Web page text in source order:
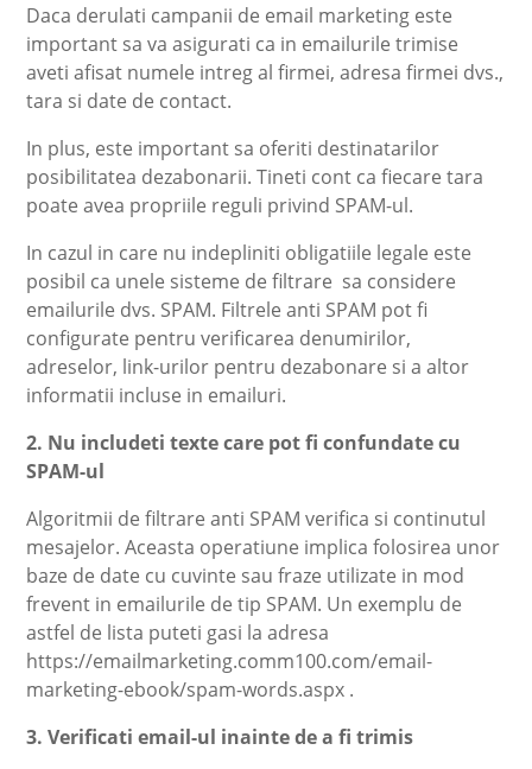
Daca derulati campanii de email marketing este
important sa va asigurati ca in emailurile trimise
aveti afisat numele intreg al firmei, adresa firmei dvs.,
tara si date de contact.
In plus, este important sa oferiti destinatarilor
posibilitatea dezabonarii. Tineti cont ca fiecare tara
poate avea propriile reguli privind SPAM-ul.
In cazul in care nu indepliniti obligatiile legale este
posibil ca unele sisteme de filtrare sa considere
emailurile dvs. SPAM. Filtrele anti SPAM pot fi
configurate pentru verificarea denumirilor,
adreselor, link-urilor pentru dezabonare si a altor
informatii incluse in emailuri.
2. Nu includeti texte care pot fi confundate cu
SPAM-ul
Algoritmii de filtrare anti SPAM verifica si continutul
mesajelor. Aceasta operatiune implica folosirea unor
baze de date cu cuvinte sau fraze utilizate in mod
frevent in emailurile de tip SPAM. Un exemplu de
astfel de lista puteti gasi la adresa
https://emailmarketing.comm100.com/email-
marketing-ebook/spam-words.aspx .
3. Verificati email-ul inainte de a fi trimis